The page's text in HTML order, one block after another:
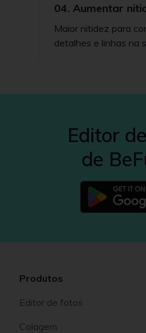
04. Aumentar
Maior nitidez para
detalhes e linhas na
Editor
de
Produtos
Editor de fotos
Colagem